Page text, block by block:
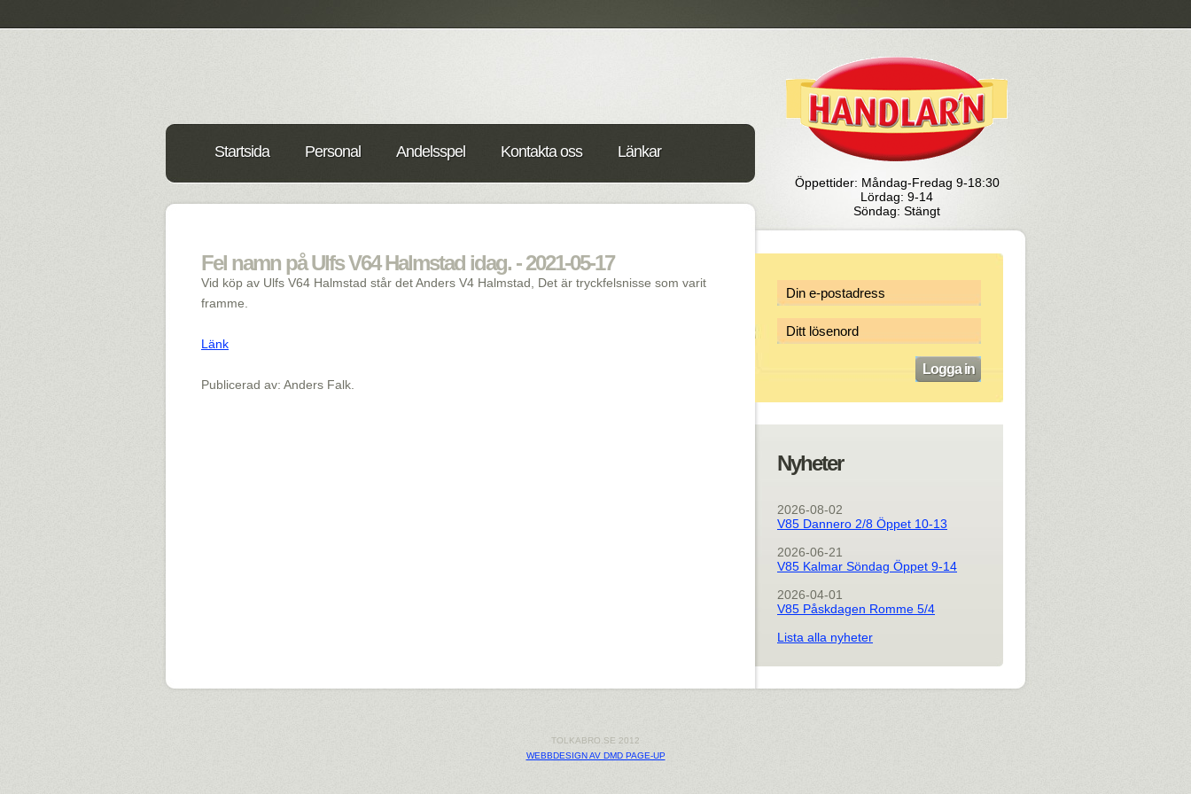
Öppettider: Måndag-Fredag 9-18:30
Lördag: 9-14
Söndag: Stängt
Startsida Personal Andelsspel Kontakta oss Länkar
Fel namn på Ulfs V64 Halmstad idag. - 2021-05-17
Vid köp av Ulfs V64 Halmstad står det Anders V4 Halmstad, Det är tryckfelsnisse som varit
framme.
Länk
Publicerad av: Anders Falk.
Nyheter
2026-08-02
V85 Dannero 2/8 Öppet 10-13
2026-06-21
V85 Kalmar Söndag Öppet 9-14
2026-04-01
V85 Påskdagen Romme 5/4
Lista alla nyheter
TOLKABRO.SE 2012
WEBBDESIGN AV DMD PAGE-UP